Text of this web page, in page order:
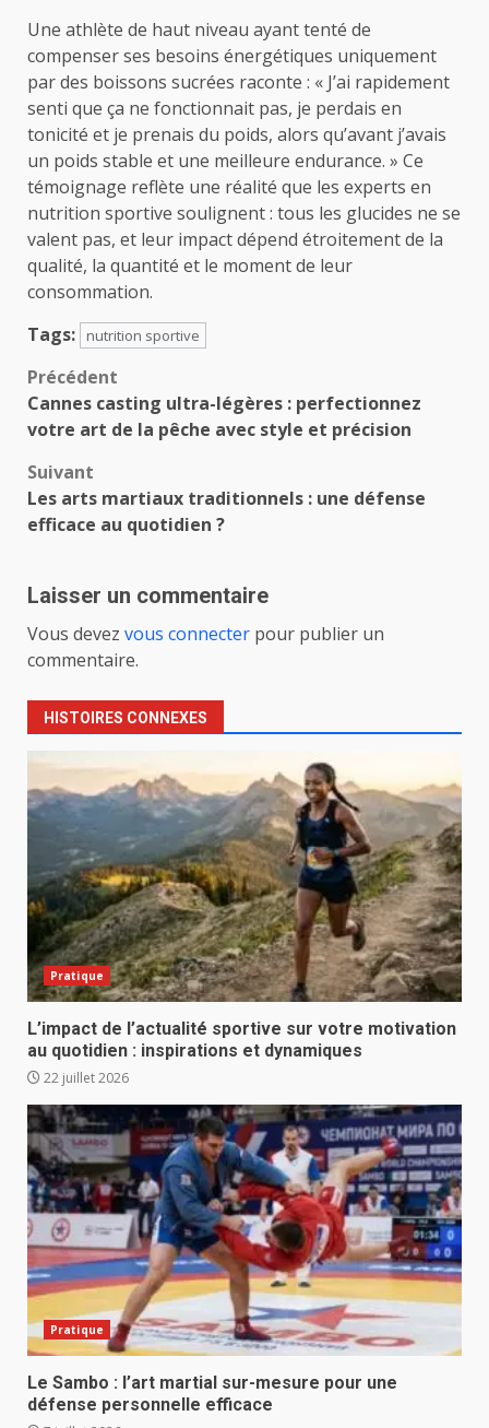
Une athlète de haut niveau ayant tenté de
compenser ses besoins énergétiques uniquement
par des boissons sucrées raconte : « J’ai rapidement
senti que ça ne fonctionnait pas, je perdais en
tonicité et je prenais du poids, alors qu’avant j’avais
un poids stable et une meilleure endurance. » Ce
témoignage reflète une réalité que les experts en
nutrition sportive soulignent : tous les glucides ne se
valent pas, et leur impact dépend étroitement de la
qualité, la quantité et le moment de leur
consommation.
Tags:
nutrition sportive
Navigation
d’article
Précédent
Cannes casting ultra-légères : perfectionnez
votre art de la pêche avec style et précision
Suivant
Les arts martiaux traditionnels : une défense
efficace au quotidien ?
Laisser un commentaire
Vous devez vous connecter pour publier un
commentaire.
HISTOIRES CONNEXES
Pratique
L’impact de l’actualité sportive sur votre motivation
au quotidien : inspirations et dynamiques
22 juillet 2026
Pratique
Le Sambo : l’art martial sur-mesure pour une
défense personnelle efficace